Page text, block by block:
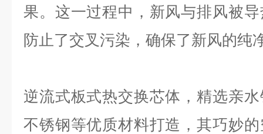
果。这一过程中，新风与排风被
防止了交叉污染，确保了新风的纯
逆流式板式热交换芯体，精选亲
不锈钢等优质材料打造，其巧妙